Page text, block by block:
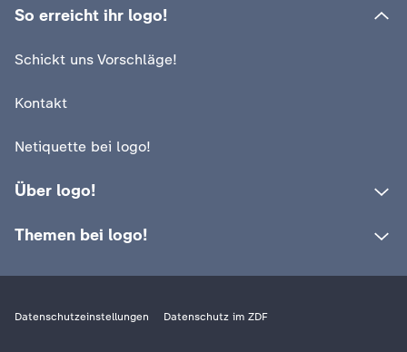
So erreicht ihr logo!
Schickt uns Vorschläge!
Kontakt
Netiquette bei logo!
Über logo!
Themen bei logo!
Datenschutzeinstellungen Datenschutz im ZDF